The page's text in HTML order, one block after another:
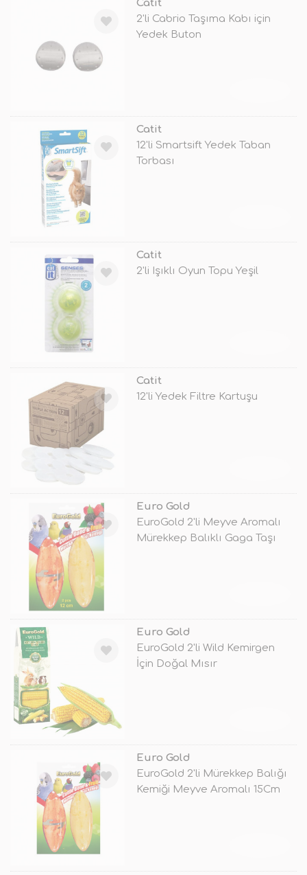
Catit
2'li Cabrio Taşıma Kabı için
Yedek Buton
Catit
12'li Smartsift Yedek Taban
Torbası
Catit
2'li Işıklı Oyun Topu Yeşil
Catit
12'li Yedek Filtre Kartuşu
Euro Gold
EuroGold 2'li Meyve Aromalı
Mürekkep Balıklı Gaga Taşı
Euro Gold
EuroGold 2'li Wild Kemirgen
İçin Doğal Mısır
Euro Gold
EuroGold 2'li Mürekkep Balığı
Kemiği Meyve Aromalı 15Cm